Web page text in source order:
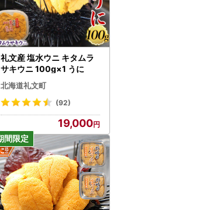
礼文産 塩水ウニ キタムラ
サキウニ 100g×1 うに
北海道礼文町
(92)
19,000